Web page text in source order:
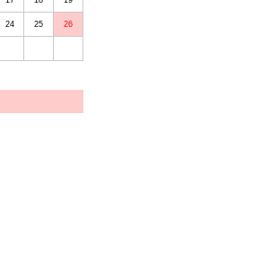
24 25 26